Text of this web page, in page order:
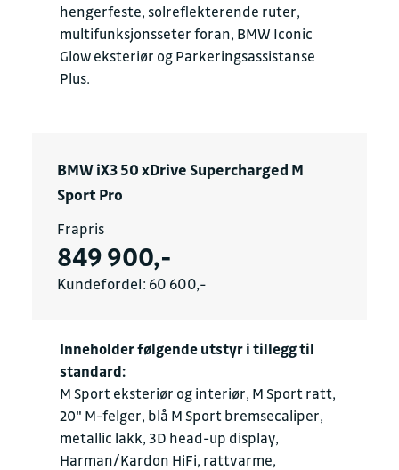
hengerfeste, solreflekterende ruter,
multifunksjonsseter foran, BMW Iconic
Glow eksteriør og Parkeringsassistanse
Plus.
BMW iX3 50 xDrive Supercharged M
Sport Pro
Frapris
Kundefordel: 60 600,-
849 900,-
Inneholder følgende utstyr i tillegg til
standard:
M Sport eksteriør og interiør, M Sport ratt,
20" M-felger, blå M Sport bremsecaliper,
metallic lakk, 3D head-up display,
Harman/Kardon HiFi, rattvarme,